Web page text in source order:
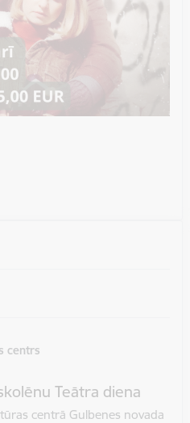
centrs
Teātra diena
centrā Gulbenes novada